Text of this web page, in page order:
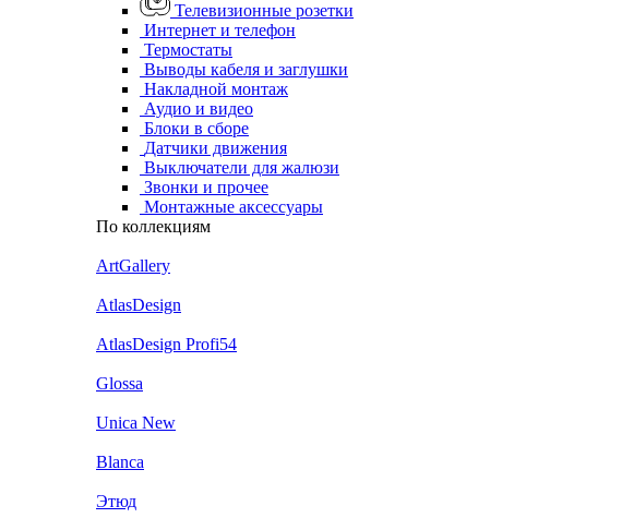
Телевизионные розетки
Интернет и телефон
Термостаты
Выводы кабеля и заглушки
Накладной монтаж
Аудио и видео
Блоки в сборе
Датчики движения
Выключатели для жалюзи
Звонки и прочее
Монтажные аксессуары
По коллекциям
ArtGallery
AtlasDesign
AtlasDesign Profi54
Glossa
Unica New
Blanca
Этюд